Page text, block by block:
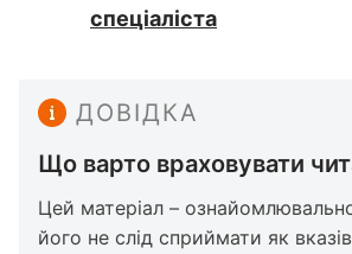
спеціаліста
ДОВІДКА
Що варто враховувати
Цей матеріал –
його не слід сприймати як